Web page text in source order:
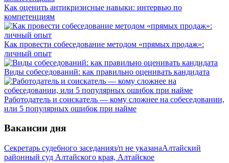
Как оценить антикризисные навыки: интервью по
компетенциям
Как провести собеседование методом «прямых продаж»:
личный опыт
Виды собеседований: как правильно оценивать кандидата
Работодатель и соискатель — кому сложнее на собеседовании,
или 5 популярных ошибок при найме
Вакансии дня
Секретарь судебного заседанияз/п не указанаАлтайский
районный суд Алтайского края, Алтайское